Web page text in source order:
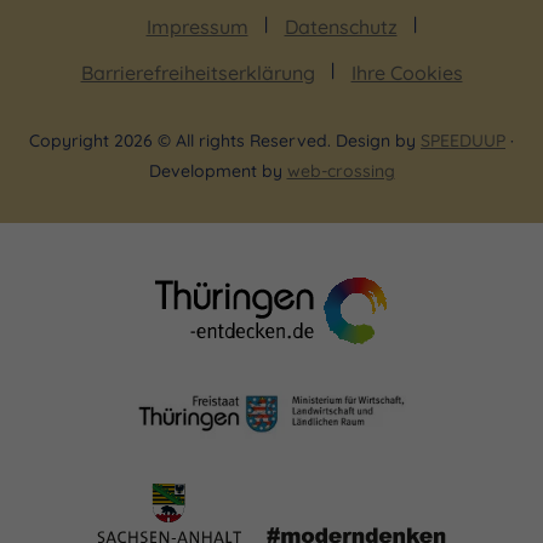
´s gut …“ heißt es in einem alten Jenaer
Studentenlied. Das gilt natürlich auch für die Gäste
Impressum
Datenschutz
Barrierefreiheitserklärung
Ihre Cookies
Copyright 2026 © All rights Reserved. Design by SPEEDUUP ·
Development by web-crossing